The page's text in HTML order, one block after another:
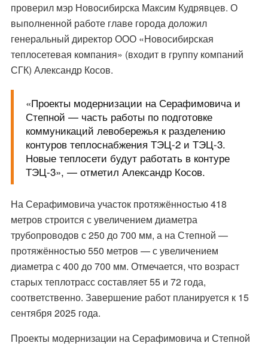
проверил мэр Новосибирска Максим Кудрявцев. О
выполненной работе главе города доложил
генеральный директор ООО «Новосибирская
теплосетевая компания» (входит в группу компаний
СГК) Александр Косов.
«Проекты модернизации на Серафимовича и
Степной — часть работы по подготовке
коммуникаций левобережья к разделению
контуров теплоснабжения ТЭЦ-2 и ТЭЦ-3.
Новые теплосети будут работать в контуре
ТЭЦ-3», — отметил Александр Косов.
На Серафимовича участок протяжённостью 418
метров строится с увеличением диаметра
трубопроводов с 250 до 700 мм, а на Степной —
протяжённостью 550 метров — с увеличением
диаметра с 400 до 700 мм. Отмечается, что возраст
старых теплотрасс составляет 55 и 72 года,
соответственно. Завершение работ планируется к 15
сентября 2025 года.
Проекты модернизации на Серафимовича и Степной